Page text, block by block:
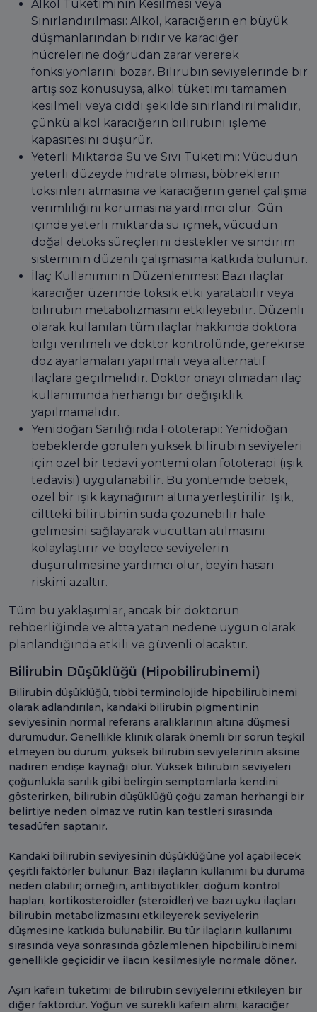
Alkol Tüketiminin Kesilmesi veya
Sınırlandırılması: Alkol, karaciğerin en büyük
düşmanlarından biridir ve karaciğer
hücrelerine doğrudan zarar vererek
fonksiyonlarını bozar. Bilirubin seviyelerinde bir
artış söz konusuysa, alkol tüketimi tamamen
kesilmeli veya ciddi şekilde sınırlandırılmalıdır,
çünkü alkol karaciğerin bilirubini işleme
kapasitesini düşürür.
Yeterli Miktarda Su ve Sıvı Tüketimi: Vücudun
yeterli düzeyde hidrate olması, böbreklerin
toksinleri atmasına ve karaciğerin genel çalışma
verimliliğini korumasına yardımcı olur. Gün
içinde yeterli miktarda su içmek, vücudun
doğal detoks süreçlerini destekler ve sindirim
sisteminin düzenli çalışmasına katkıda bulunur.
İlaç Kullanımının Düzenlenmesi: Bazı ilaçlar
karaciğer üzerinde toksik etki yaratabilir veya
bilirubin metabolizmasını etkileyebilir. Düzenli
olarak kullanılan tüm ilaçlar hakkında doktora
bilgi verilmeli ve doktor kontrolünde, gerekirse
doz ayarlamaları yapılmalı veya alternatif
ilaçlara geçilmelidir. Doktor onayı olmadan ilaç
kullanımında herhangi bir değişiklik
yapılmamalıdır.
Yenidoğan Sarılığında Fototerapi: Yenidoğan
bebeklerde görülen yüksek bilirubin seviyeleri
için özel bir tedavi yöntemi olan fototerapi (ışık
tedavisi) uygulanabilir. Bu yöntemde bebek,
özel bir ışık kaynağının altına yerleştirilir. Işık,
ciltteki bilirubinin suda çözünebilir hale
gelmesini sağlayarak vücuttan atılmasını
kolaylaştırır ve böylece seviyelerin
düşürülmesine yardımcı olur, beyin hasarı
riskini azaltır.
Tüm bu yaklaşımlar, ancak bir doktorun
rehberliğinde ve altta yatan nedene uygun olarak
planlandığında etkili ve güvenli olacaktır.
Bilirubin Düşüklüğü (Hipobilirubinemi)
Bilirubin düşüklüğü, tıbbi terminolojide hipobilirubinemi
olarak adlandırılan, kandaki bilirubin pigmentinin
seviyesinin normal referans aralıklarının altına düşmesi
durumudur. Genellikle klinik olarak önemli bir sorun teşkil
etmeyen bu durum, yüksek bilirubin seviyelerinin aksine
nadiren endişe kaynağı olur. Yüksek bilirubin seviyeleri
çoğunlukla sarılık gibi belirgin semptomlarla kendini
gösterirken, bilirubin düşüklüğü çoğu zaman herhangi bir
belirtiye neden olmaz ve rutin kan testleri sırasında
tesadüfen saptanır.
Kandaki bilirubin seviyesinin düşüklüğüne yol açabilecek
çeşitli faktörler bulunur. Bazı ilaçların kullanımı bu duruma
neden olabilir; örneğin, antibiyotikler, doğum kontrol
hapları, kortikosteroidler (steroidler) ve bazı uyku ilaçları
bilirubin metabolizmasını etkileyerek seviyelerin
düşmesine katkıda bulunabilir. Bu tür ilaçların kullanımı
sırasında veya sonrasında gözlemlenen hipobilirubinemi
genellikle geçicidir ve ilacın kesilmesiyle normale döner.
Aşırı kafein tüketimi de bilirubin seviyelerini etkileyen bir
diğer faktördür. Yoğun ve sürekli kafein alımı, karaciğer